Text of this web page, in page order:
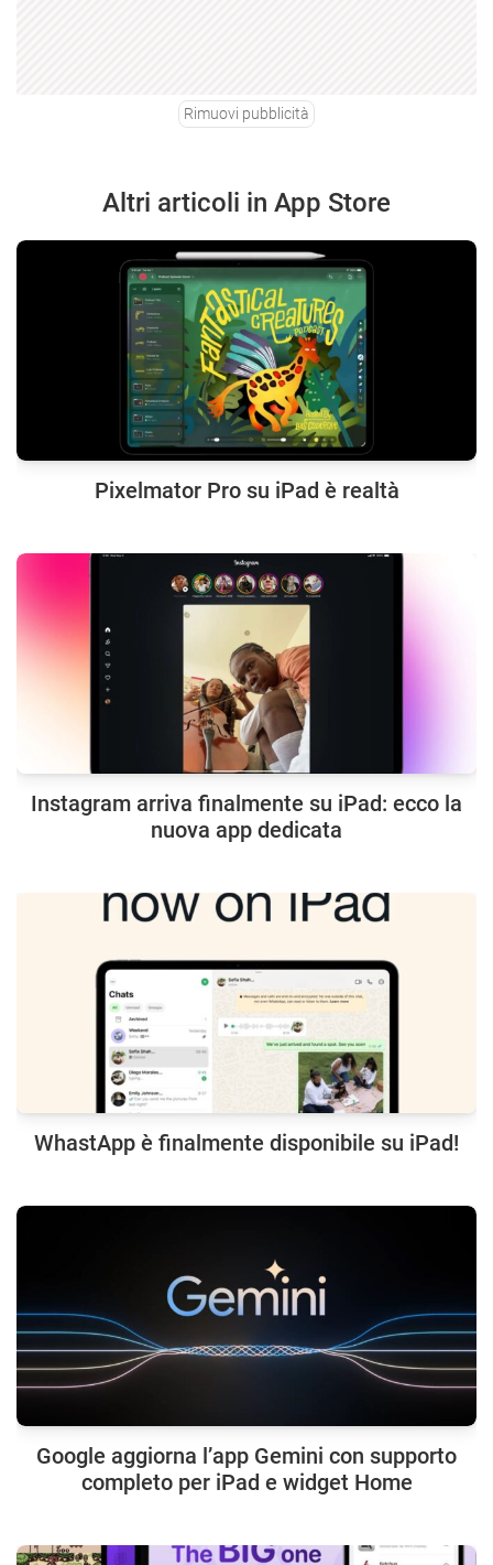
Rimuovi pubblicità
Altri articoli in App Store
Pixelmator Pro su iPad è realtà
Instagram arriva finalmente su iPad: ecco la
nuova app dedicata
WhastApp è finalmente disponibile su iPad!
Google aggiorna l’app Gemini con supporto
completo per iPad e widget Home